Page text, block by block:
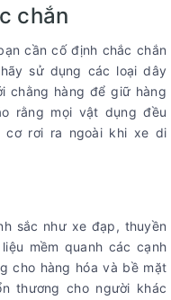
chắn
cần cố định chắc chắn
sử dụng các loại dây
chằng hàng để giữ hàng
rằng mọi vật dụng đều
cơ rơi ra ngoài khi xe di
sắc như xe đạp, thuyền
mềm quanh các cạnh
cho hàng hóa và bề mặt
thương cho người khác